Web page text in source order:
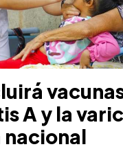
A y la
nacional